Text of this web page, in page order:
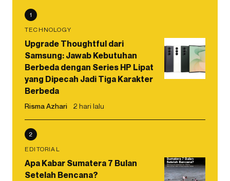
1
TECHNOLOGY
Upgrade Thoughtful dari
Samsung: Jawab Kebutuhan
Berbeda dengan Series HP Lipat
yang Dipecah Jadi Tiga Karakter
Berbeda
Risma Azhari 2 hari lalu
2
EDITORIAL
Apa Kabar Sumatera 7 Bulan
Setelah Bencana?